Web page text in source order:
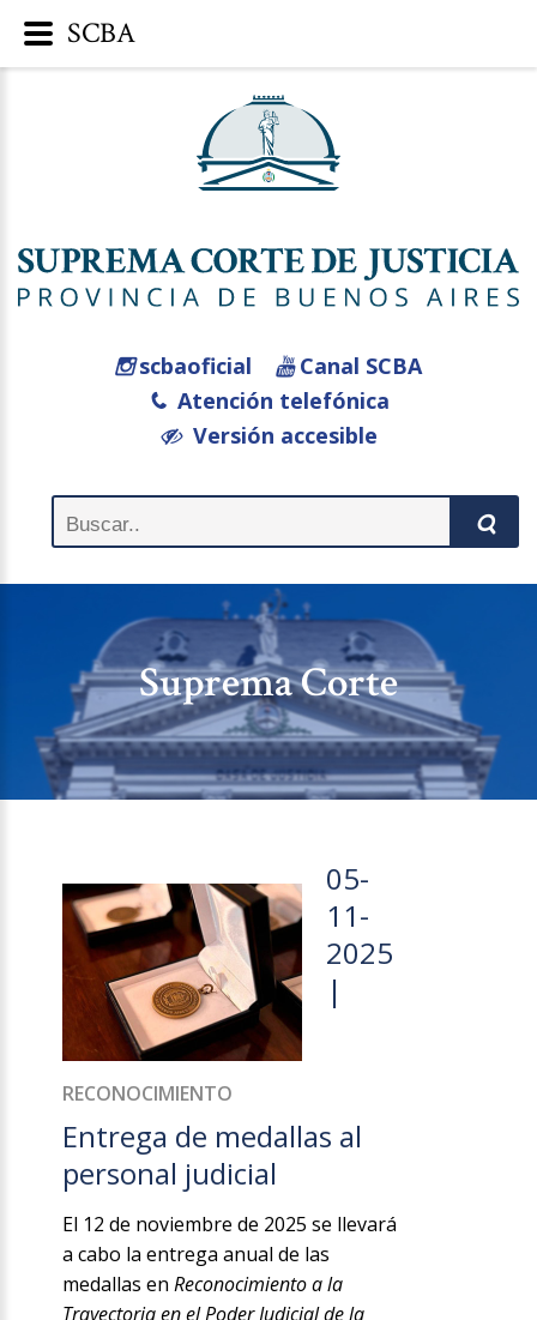
scbaoficial
Canal SCBA
Atención telefónica
Versión accesible
Suprema Corte
05-
11-
2025
|
RECONOCIMIENTO
Entrega de medallas al
personal judicial
El 12 de noviembre de 2025 se llevará
a cabo la entrega anual de las
medallas enReconocimiento a la
Trayectoria en el Poder Judicial de la
SCBA